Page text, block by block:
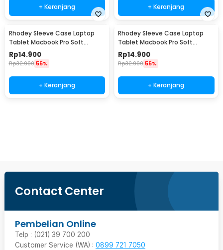
+ Keranjang + Keranjang
Rhodey Sleeve Case Laptop
Tablet Macbook Pro Soft
Protection Felt 12 Inch - MR24
Rp14.900
Rp32.900 55%
+ Keranjang
Rhodey Sleeve Case Laptop
Tablet Macbook Pro Soft
Protection Felt 14 Inch - MR24
Rp14.900
Rp32.900 55%
+ Keranjang
Contact Center
Pembelian Online
Telp : (021) 39 700 200
Customer Service (WA) : 0899 721 7050